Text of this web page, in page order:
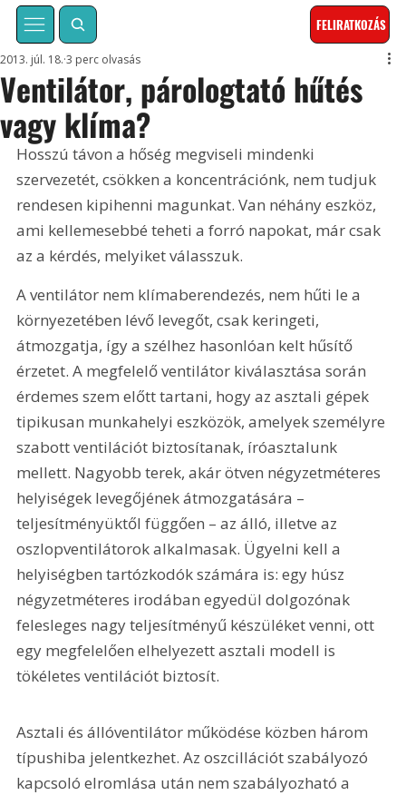
FELIRATKOZÁS
Ventilátor, párologtató hűtés
vagy klíma?
2013. júl. 18. 3 perc olvasás
Hosszú távon a hőség megviseli mindenki
szervezetét, csökken a koncentrációnk, nem tudjuk
rendesen kipihenni magunkat. Van néhány eszköz,
ami kellemesebbé teheti a forró napokat, már csak
az a kérdés, melyiket válasszuk.
A ventilátor nem klímaberendezés, nem hűti le a
környezetében lévő levegőt, csak keringeti,
átmozgatja, így a szélhez hasonlóan kelt hűsítő
érzetet. A megfelelő ventilátor kiválasztása során
érdemes szem előtt tartani, hogy az asztali gépek
tipikusan munkahelyi eszközök, amelyek személyre
szabott ventilációt biztosítanak, íróasztalunk
mellett. Nagyobb terek, akár ötven négyzetméteres
helyiségek levegőjének átmozgatására –
teljesítményüktől függően – az álló, illetve az
oszlopventilátorok alkalmasak. Ügyelni kell a
helyiségben tartózkodók számára is: egy húsz
négyzetméteres irodában egyedül dolgozónak
felesleges nagy teljesítményű készüléket venni, ott
egy megfelelően elhelyezett asztali modell is
tökéletes ventilációt biztosít.
Asztali és állóventilátor működése közben három
típushiba jelentkezhet. Az oszcillációt szabályozó
kapcsoló elromlása után nem szabályozható a